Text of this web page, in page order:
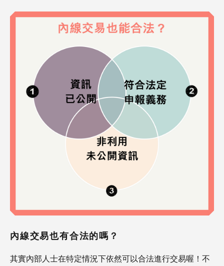
內線交易也有合法的嗎？
其實內部人士在特定情況下依然可以合法進行交易喔！不